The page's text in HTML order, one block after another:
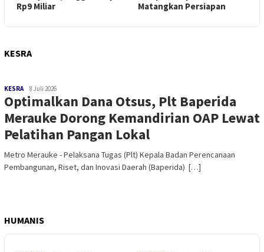
Rp9 Miliar
Matangkan Persiapan
KESRA
KESRA 8 Juli 2026
Optimalkan Dana Otsus, Plt Baperida
Merauke Dorong Kemandirian OAP Lewat
Pelatihan Pangan Lokal
Metro Merauke - Pelaksana Tugas (Plt) Kepala Badan Perencanaan
Pembangunan, Riset, dan Inovasi Daerah (Baperida) […]
HUMANIS